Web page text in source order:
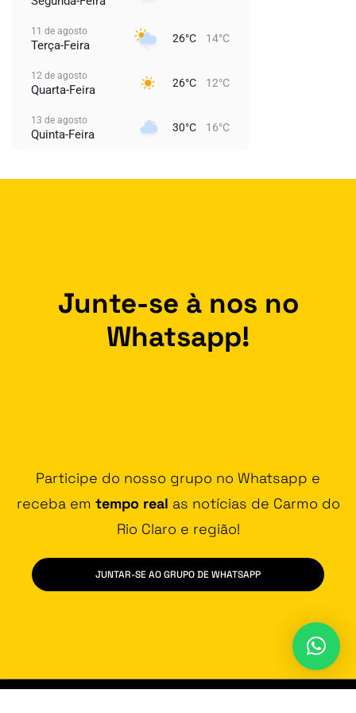
11 de agosto
Terça-Feira 26°C 14°C
12 de agosto
Quarta-Feira 26°C 12°C
13 de agosto
Quinta-Feira 30°C 16°C
Junte-se à nos no
Whatsapp!
Participe do nosso grupo no Whatsapp e
receba em tempo real as notícias de Carmo do
Rio Claro e região!
JUNTAR-SE AO GRUPO DE WHATSAPP